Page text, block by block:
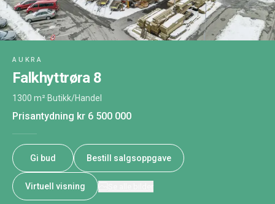
AUKRA
Falkhyttrøra 8
1300 m²·Butikk/Handel
Prisantydning kr 6 500 000
Gi bud Bestill salgsoppgave
Virtuell visning